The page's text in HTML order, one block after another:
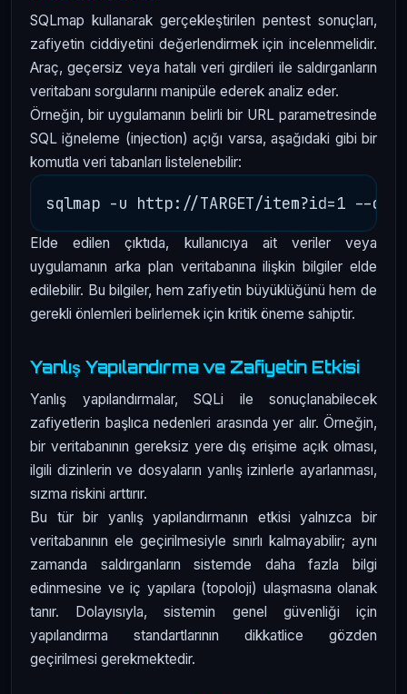
SQLmap kullanarak gerçekleştirilen pentest sonuçları,
zafiyetin ciddiyetini değerlendirmek için incelenmelidir.
Araç, geçersiz veya hatalı veri girdileri ile saldırganların
veritabanı sorgularını manipüle ederek analiz eder.
Örneğin, bir uygulamanın belirli bir URL parametresinde
SQL iğneleme (injection) açığı varsa, aşağıdaki gibi bir
komutla veri tabanları listelenebilir:
Elde edilen çıktıda, kullanıcıya ait veriler veya
uygulamanın arka plan veritabanına ilişkin bilgiler elde
edilebilir. Bu bilgiler, hem zafiyetin büyüklüğünü hem de
gerekli önlemleri belirlemek için kritik öneme sahiptir.
Yanlış Yapılandırma ve Zafiyetin Etkisi
Yanlış yapılandırmalar, SQLi ile sonuçlanabilecek
zafiyetlerin başlıca nedenleri arasında yer alır. Örneğin,
bir veritabanının gereksiz yere dış erişime açık olması,
ilgili dizinlerin ve dosyaların yanlış izinlerle ayarlanması,
sızma riskini arttırır.
Bu tür bir yanlış yapılandırmanın etkisi yalnızca bir
veritabanının ele geçirilmesiyle sınırlı kalmayabilir; aynı
zamanda saldırganların sistemde daha fazla bilgi
edinmesine ve iç yapılara (topoloji) ulaşmasına olanak
tanır. Dolayısıyla, sistemin genel güvenliği için
yapılandırma standartlarının dikkatlice gözden
geçirilmesi gerekmektedir.